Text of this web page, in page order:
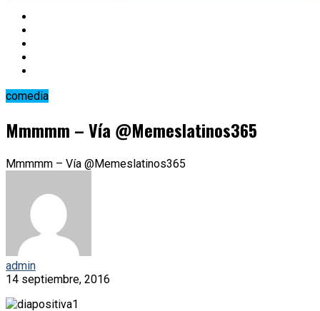
comedia
Mmmmm – Vía @Memeslatinos365
Mmmmm – Vía @Memeslatinos365
admin
14 septiembre, 2016